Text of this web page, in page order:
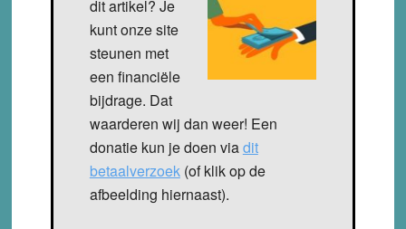
dit artikel? Je
kunt onze site
steunen met
een financiële
bijdrage. Dat
waarderen wij dan weer! Een
donatie kun je doen viadit
betaalverzoek(of klik op de
afbeelding hiernaast).